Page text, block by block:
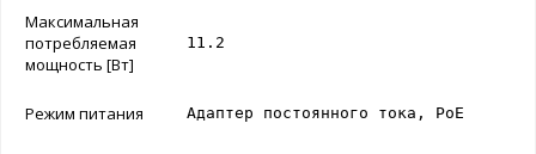
Максимальная
потребляемая
мощность [Вт]
11.2
Режим питания Адаптер постоянного тока, PoE